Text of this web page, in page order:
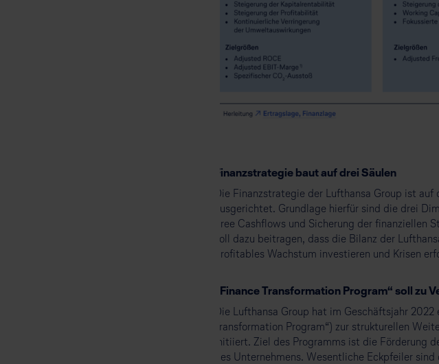
Finanzstrategie baut auf drei Säulen
Die Finanzstrategie der Lufthansa Group ist
ausgerichtet. Grundlage hierfür sind die drei
Free Cashflows und Sicherung der
soll dazu beitragen, dass die Bilanz der
profitables Wachstum investieren und Krisen
„Finance Transformation Program“ soll zu
Die Lufthansa Group hat im Geschäftsjahr
Transformation Program“) zur strukturellen
initiiert. Ziel des Programms ist die Förderung
des Unternehmens. Wesentliche Eckpfeiler